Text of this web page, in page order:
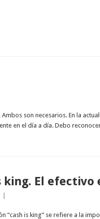
son necesarios. En la
en el día a día. Debo
king. El efectivo
“cash is king” se refiere a la